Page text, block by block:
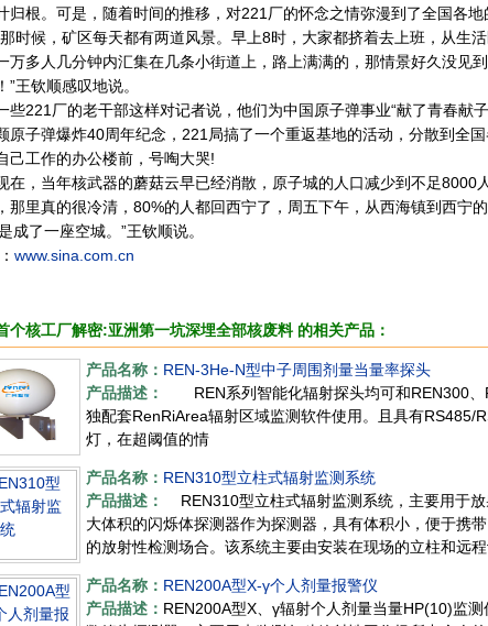
归根。可是，随着时间的推移，对221厂的怀念之情弥漫到了全国各地
候，矿区每天都有两道风景。早上8时，大家都挤着去上班，从生
万多人几分钟内汇集在几条小街道上，路上满满的，那情景好久没见
”王钦顺感叹地说。
221厂的老干部这样对记者说，他们为中国原子弹事业“献了青春献子
原子弹爆炸40周年纪念，221局搞了一个重返基地的活动，分散到全
己工作的办公楼前，号啕大哭!
，当年核武器的蘑菇云早已经消散，原子城的人口减少到不足8000
那里真的很冷清，80%的人都回西宁了，周五下午，从西海镇到西宁
成了一座空城。”王钦顺说。
www.sina.com.cn
个核工厂解密:亚洲第一坑深埋全部核废料 的相关产品：
产品名称： REN-3He-N型中子周围剂量当量率探头
产品描述：
REN系列智能化辐射探头均可和REN300、
独配套RenRiArea辐射区域监测软件使用。且具有RS485/
灯，在超阈值的情
产品名称： REN310型立柱式辐射监测系统
产品描述：
REN310型立柱式辐射监测系统，主要用于
大体积的闪烁体探测器作为探测器，具有体积小，便于携
的放射性检测场合。该系统主要由安装在现场的立柱和远
产品名称： REN200A型X-γ个人剂量报警仪
产品描述： REN200A型X、γ辐射个人剂量当量HP(10)监